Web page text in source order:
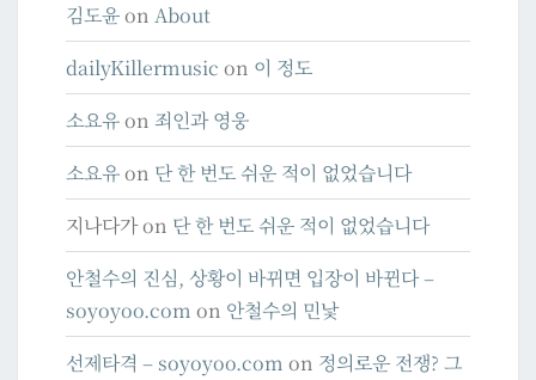
김도윤on About
dailyKillermusic on 이 정도
소요유on 죄인과 영웅
소요유on 단 한 번도 쉬운 적이 없었습니다
지나다가on 단 한 번도 쉬운 적이 없었습니다
안철수의 진심, 상황이 바뀌면 입장이 바뀐다 –
soyoyoo.com on 안철수의 민낯
선제타격 – soyoyoo.com on 정의로운 전쟁? 그